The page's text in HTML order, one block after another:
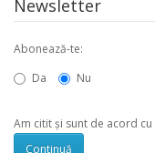
Newsletter
Abonează-te:
Da
Nu
Am citit şi sunt de acord cu